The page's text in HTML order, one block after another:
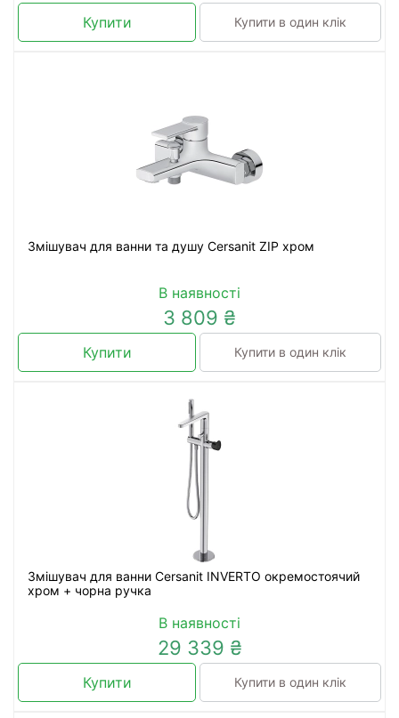
Купити Купити в один клік
Змішувач для ванни та душу Cersanit ZIP хром
В наявності
3 809 ₴
Купити Купити в один клік
Змішувач для ванни Cersanit INVERTO окремостоячий
хром + чорна ручка
В наявності
29 339 ₴
Купити Купити в один клік